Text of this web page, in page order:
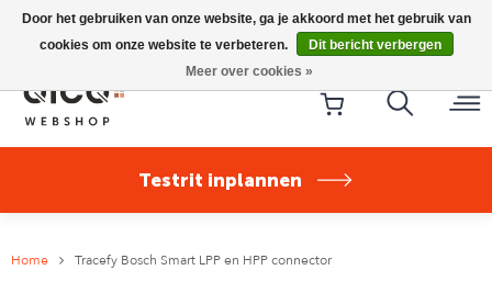
Riese & Müller Nevo5 Silent Core nu direct uit voorraad
leverbaar!
Testrit inplannen
Home Tracefy Bosch Smart LPP en HPP connector
Door het gebruiken van onze website, ga je akkoord met het gebruik van
cookies om onze website te verbeteren.
Dit bericht verbergen
Meer over cookies »